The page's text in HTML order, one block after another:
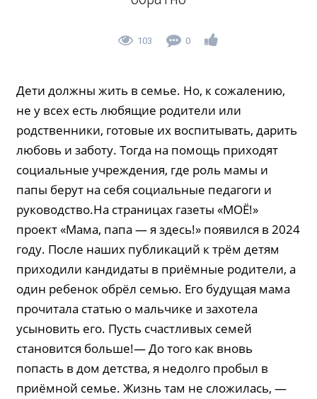
103 0
Дети должны жить в семье. Но, к сожалению,
не у всех есть любящие родители или
родственники, готовые их воспитывать, дарить
любовь и заботу. Тогда на помощь приходят
социальные учреждения, где роль мамы и
папы берут на себя социальные педагоги и
руководство.На страницах газеты «МОЁ!»
проект «Мама, папа — я здесь!» появился в 2024
году. После наших публикаций к трём детям
приходили кандидаты в приёмные родители, а
один ребенок обрёл семью. Его будущая мама
прочитала статью о мальчике и захотела
усыновить его. Пусть счастливых семей
становится больше!— До того как вновь
попасть в дом детства, я недолго пробыл в
приёмной семье. Жизнь там не сложилась, —